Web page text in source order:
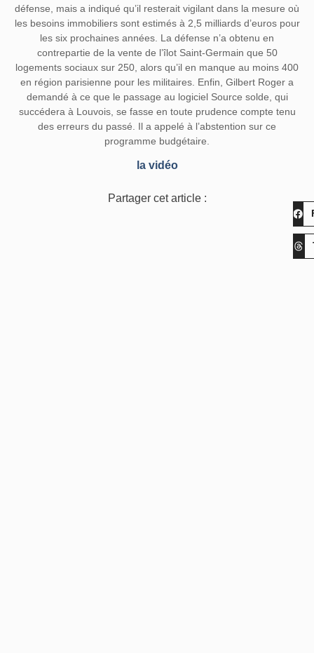
défense, mais a indiqué qu’il resterait vigilant dans la mesure où
les besoins immobiliers sont estimés à 2,5 milliards d’euros pour
les six prochaines années. La défense n’a obtenu en
contrepartie de la vente de l’îlot Saint-Germain que 50
logements sociaux sur 250, alors qu’il en manque au moins 400
en région parisienne pour les militaires. Enfin, Gilbert Roger a
demandé à ce que le passage au logiciel Source solde, qui
succédera à Louvois, se fasse en toute prudence compte tenu
des erreurs du passé. Il a appelé à l’abstention sur ce
programme budgétaire.
la vidéo
Partager cet article :